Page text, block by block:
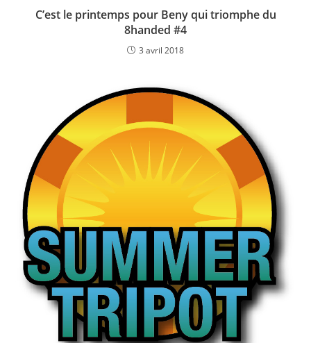
C’est le printemps pour Beny qui triomphe du
8handed #4
3 avril 2018